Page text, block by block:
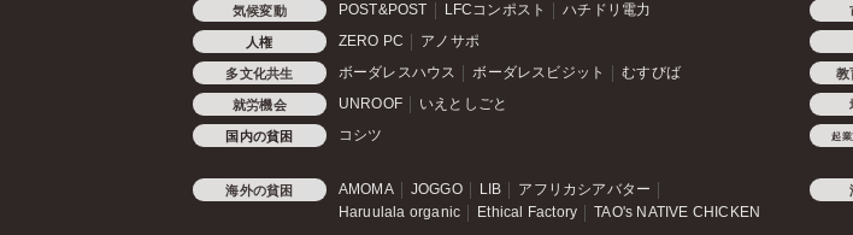
気候変動 POST&POST LFCコンポスト ハチドリ電力
人権 ZERO PC アノサポ
多文化共生 ボーダレスハウス ボーダレスビジット むすびば 教
就労機会 UNROOF いえとしごと
国内の貧困 コシツ 起
海外の貧困 AMOMA JOGGO LIB
アフリカシアバター
Haruulala organic
Ethical Factory TAO's NATIVE CHICKEN